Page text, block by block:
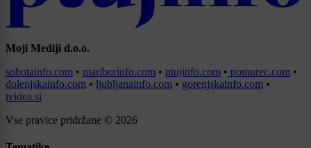
Moji Mediji d.o.o.
sobotainfo.com • mariborinfo.com • ptujinfo.com • pomurec.com •
dolenjskainfo.com • ljubljanainfo.com • gorenjskainfo.com •
tvidea.si
Vse pravice pridržane © 2026